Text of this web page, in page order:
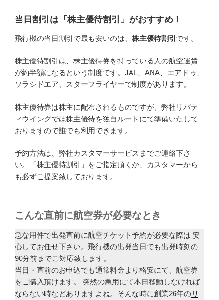
当日割引は「株主優待割引」がおすすめ！
飛行機の当日割引で最も安いのは、 株主優待割引 です。
株主優待割引は、株主優待券を持っている人の航空運賃
が約半額になるという制度です。JAL、ANA、エアドゥ、
ソラシドエア、スターフライヤーで制度があります。
株主優待券は株主に配布されるものですが、弊社リバテ
ィウイングでは株主優待を独自ルートにて準備いたして
おりますので誰でも利用できます。
予約方法は、弊社カスタマーサービスまでご連絡下さ
い。「株主優待割引」をご指定頂くか、カスタマーから
も必ずご提案致しております。
こんな直前に航空券が必要なとき
急な用件で出発直前に航空チケット予約が必要な際は 安
心してお任せ下さい。飛行機の出発当日でも出発時刻の
90分前までご対応致します。
当日・直前のお申込でも通常料金より格安にて、航空券
をご購入頂けます。 突然の急用にて本日移動しなければ
ならない時などありますよね。そんな時に創業26年のリ